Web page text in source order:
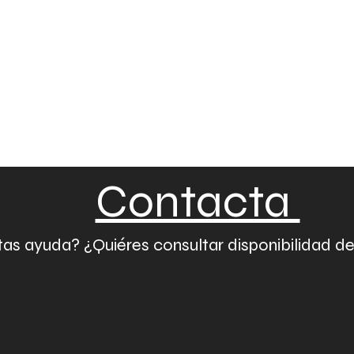
Contacta
ayuda? ¿Quiéres consultar disponibilidad